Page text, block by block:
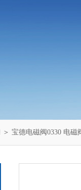
＞ 宝德电磁阀0330 电磁